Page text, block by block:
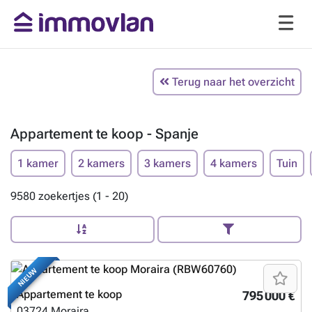
Terug naar het overzicht
Appartement te koop - Spanje
1 kamer 2 kamers 3 kamers 4 kamers Tuin
9580 zoekertjes (1 - 20)
NIEUW
795 000 €
Appartement te koop